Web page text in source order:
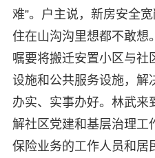
难”。户主说，新房安全
住在山沟沟里想都不敢想
嘱要将搬迁安置小区与社
设施和公共服务设施，解
办实、实事办好。林武来
解社区党建和基层治理工
保险业务的工作人员和居